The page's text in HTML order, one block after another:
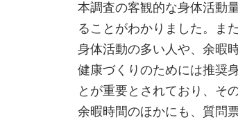
本調査の客観的な身体活動
ることがわかりました。ま
身体活動の多い人や、余暇
健康づくりのためには推奨
とが重要とされており、そ
余暇時間のほかにも、質問